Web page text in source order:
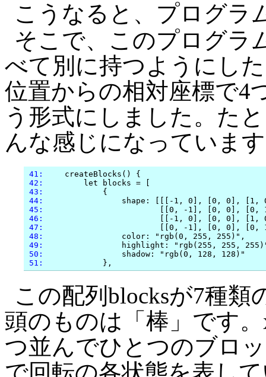
こうなると、プログラ
そこで、このプログラ
べて別に持つようにし
位置からの相対座標で4
う形式にしました。た
んな感じになっていま
41:
42:
43:
44:
45:
46:
47:
48:
49:
50:
51:
    createBlocks() {
        let blocks = [
            {
shape: [[[-1, 0], [0, 0], [1,
[[0, -1], [0, 0], [0,
[[-1, 0], [0, 0], [1,
[[0, -1], [0, 0], [0,
                color: "rgb(0, 255, 255)",
highlight: "rgb(255, 255,
                shadow: "rgb(0, 128, 128)"
この配列blocksが7種
頭のものは「棒」です
つ並んでひとつのブロ
で回転の各状態を表し